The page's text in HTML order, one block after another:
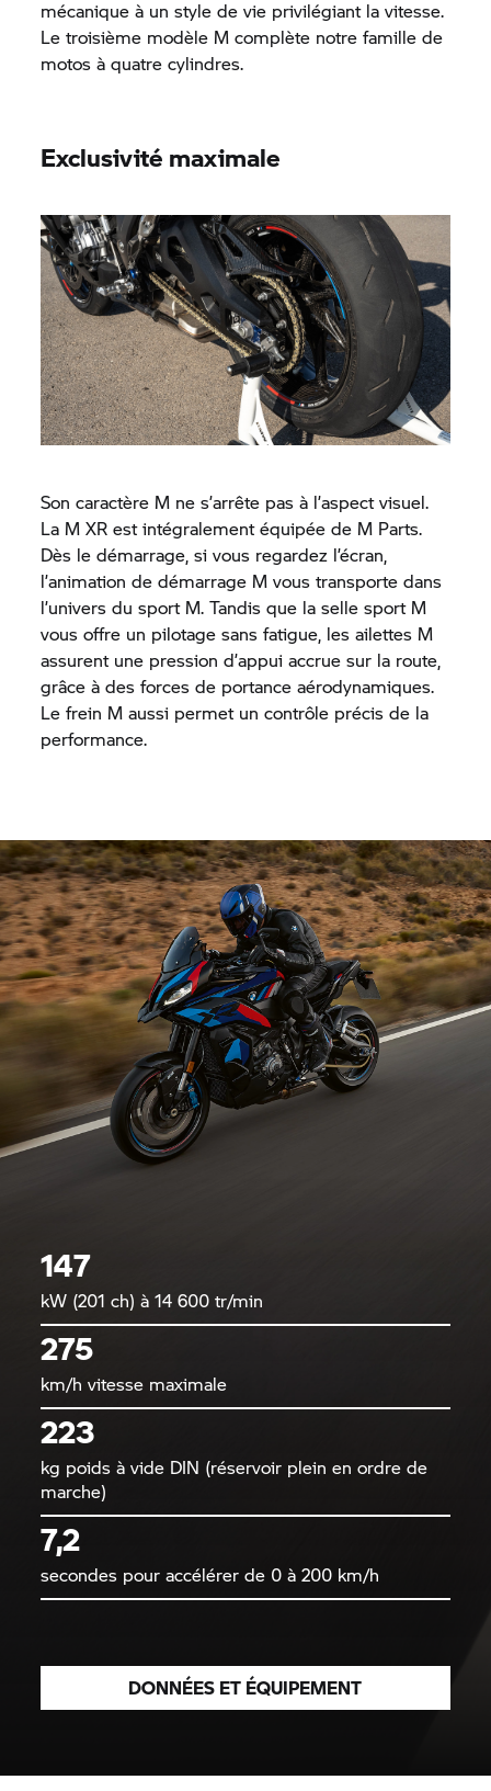
mécanique à un style de vie privilégiant la vitesse.
Le troisième modèle M complète notre famille de
motos à quatre cylindres.
Exclusivité maximale
Son caractère M ne s’arrête pas à l’aspect visuel.
La M XR est intégralement équipée de M Parts.
Dès le démarrage, si vous regardez l’écran,
l’animation de démarrage M vous transporte dans
l’univers du sport M. Tandis que la selle sport M
vous offre un pilotage sans fatigue, les ailettes M
assurent une pression d’appui accrue sur la route,
grâce à des forces de portance aérodynamiques.
Le frein M aussi permet un contrôle précis de la
performance.
147
kW (201 ch) à 14 600 tr/min
275
km/h vitesse maximale
223
kg poids à vide DIN (réservoir plein en ordre de
marche)
7,2
secondes pour accélérer de 0 à 200 km/h
DONNÉES ET ÉQUIPEMENT